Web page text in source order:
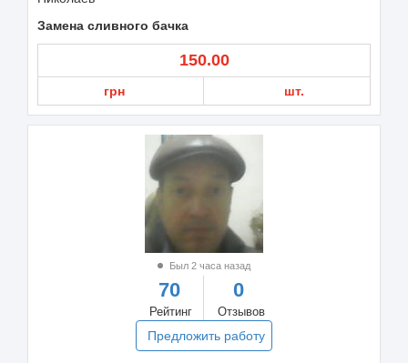
Замена сливного бачка
150.00
грн шт.
Был 2 часа назад
70
Рейтинг
0
Отзывов
Предложить работу